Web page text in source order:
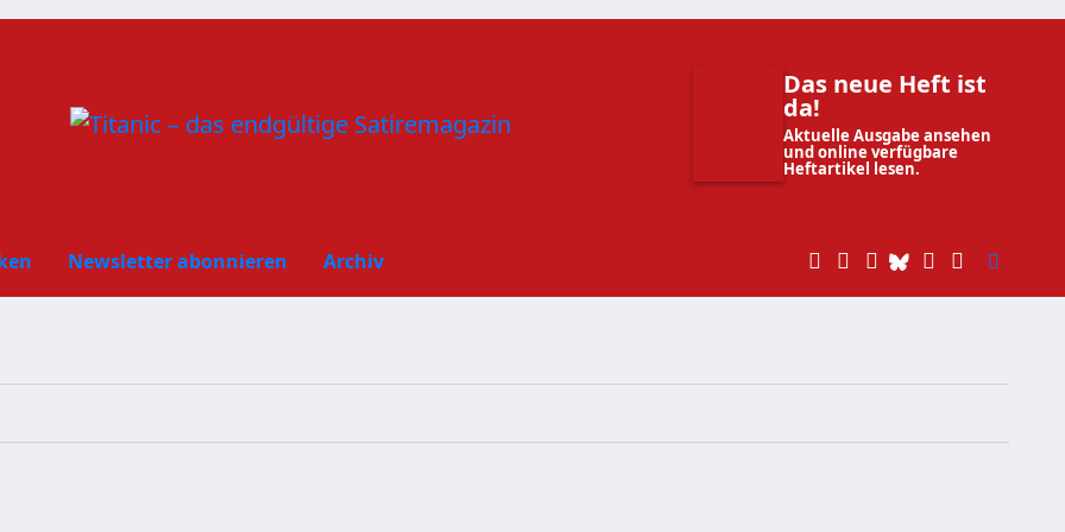
Das neue Heft ist
da!
Aktuelle Ausgabe ansehen
und online verfügbare
Heftartikel lesen.
Newsletter abonnieren Archiv